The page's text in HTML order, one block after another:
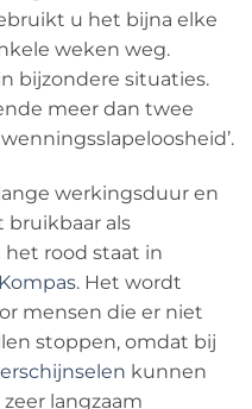
u het bijna elke
weken weg.
bijzondere situaties.
meer dan twee
werkingsduur en
bruikbaar als
het rood staat in
. Het wordt
mensen die er niet
stoppen, omdat bij
kunnen
langzaam